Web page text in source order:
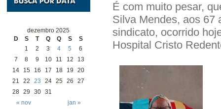
dezembro 2025
D
S T Q Q S S
« nov jan »
1 2 3 4 5
6
7
8 9 10 11 12
13
14
15 16 17 18 19
20
21
22 23 24 25 26
27
28 29 30 31
É com muito pesar,
Silva Mendes, aos 67
sindicato, ocorrido
Hospital Cristo